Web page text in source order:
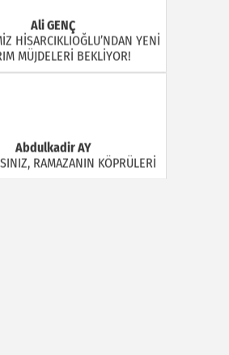
Ali GENÇ
HİSARCIKLIOĞLU’NDAN YENİ
MÜJDELERİ BEKLİYOR!
Abdulkadir AY
RAMAZANIN KÖPRÜLERİ